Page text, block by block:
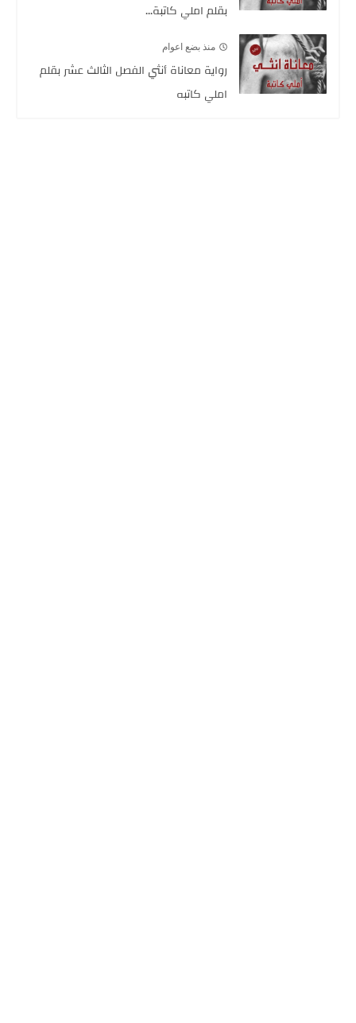
بقلم املي كاتبة...
منذ بضع اعوام
رواية معاناة أنثي الفصل الثالث عشر بقلم
املي كاتبه